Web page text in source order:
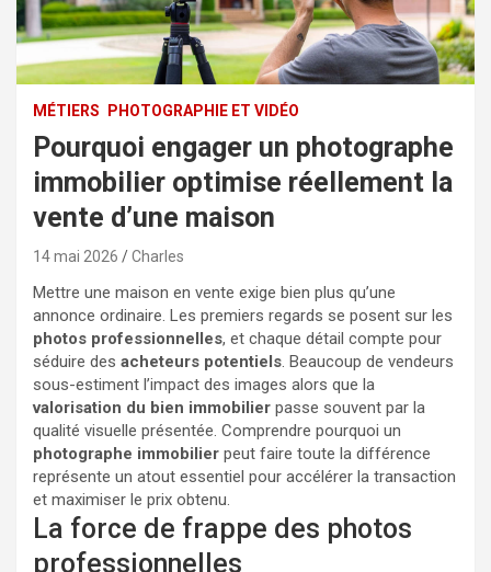
MÉTIERS PHOTOGRAPHIE ET VIDÉO
Pourquoi engager un photographe
immobilier optimise réellement la
vente d’une maison
14 mai 2026 Charles
Mettre une maison en vente exige bien plus qu’une
annonce ordinaire. Les premiers regards se posent sur les
photos professionnelles, et chaque détail compte pour
séduire des acheteurs potentiels . Beaucoup de vendeurs
sous-estiment l’impact des images alors que la
valorisation du bien immobilier passe souvent par la
qualité visuelle présentée. Comprendre pourquoi un
photographe immobilier peut faire toute la différence
représente un atout essentiel pour accélérer la transaction
et maximiser le prix obtenu.
La force de frappe des photos
professionnelles